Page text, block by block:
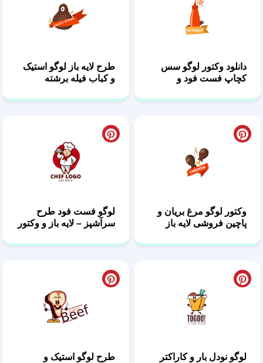
دانلود وکتور لوگو سس
کچاپ فست فود و
طرح لایه باز لوگو استیک
و کباب فیله برشته
وکتور لوگو مرغ بریان و
پاچین فروشی لایه باز
لوگو فست فود طرح
سرآشپز – لایه باز و وکتور
لوگو نودل بار و کاراکتر
طرح لوگو استیک و